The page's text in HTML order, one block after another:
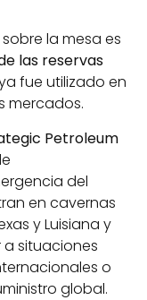
la mesa es
las reservas
fue utilizado en
mercados.
Petroleum
del
en cavernas
y Luisiana y
situaciones
o
global.